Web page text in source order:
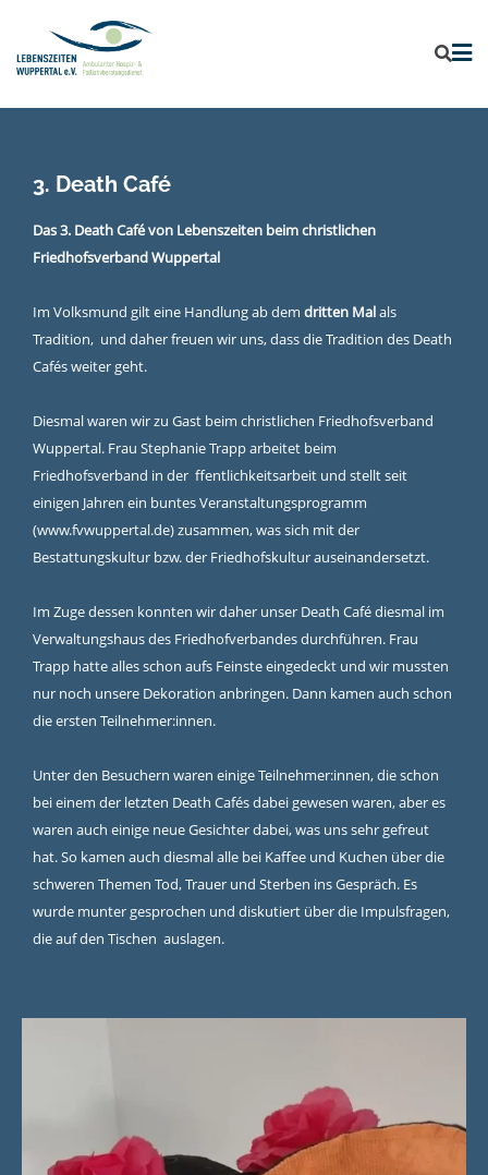
3. Death Café
Das 3. Death Café von Lebenszeiten beim christlichen
Friedhofsverband Wuppertal
Im Volksmund gilt eine Handlung ab dem dritten Malals
Tradition, und daher freuen wir uns, dass die Tradition des Death
Cafés weiter geht.
Diesmal waren wir zu Gast beim christlichen Friedhofsverband
Wuppertal. Frau Stephanie Trapp arbeitet beim
Friedhofsverband in der ffentlichkeitsarbeit und stellt seit
einigen Jahren ein buntes Veranstaltungsprogramm
(www.fvwuppertal.de) zusammen, was sich mit der
Bestattungskultur bzw. der Friedhofskultur auseinandersetzt.
Im Zuge dessen konnten wir daher unser Death Café diesmal im
Verwaltungshaus des Friedhofverbandes durchführen. Frau
Trapp hatte alles schon aufs Feinste eingedeckt und wir mussten
nur noch unsere Dekoration anbringen. Dann kamen auch schon
die ersten Teilnehmer:innen.
Unter den Besuchern waren einige Teilnehmer:innen, die schon
bei einem der letzten Death Cafés dabei gewesen waren, aber es
waren auch einige neue Gesichter dabei, was uns sehr gefreut
hat. So kamen auch diesmal alle bei Kaffee und Kuchen über die
schweren Themen Tod, Trauer und Sterben ins Gespräch. Es
wurde munter gesprochen und diskutiert über die Impulsfragen,
die auf den Tischen auslagen.